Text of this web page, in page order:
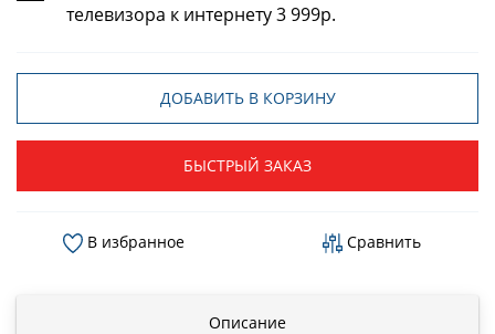
телевизора к интернету 3 999р.
ДОБАВИТЬ В КОРЗИНУ
БЫСТРЫЙ ЗАКАЗ
В избранное Сравнить
Описание